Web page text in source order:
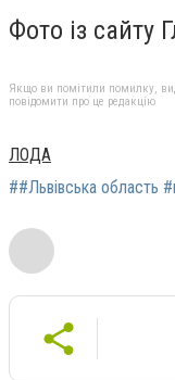
Фото із сайту
Якщо ви помітили помилку,
повідомити про це редакцію
ЛОДА
##Львівська область